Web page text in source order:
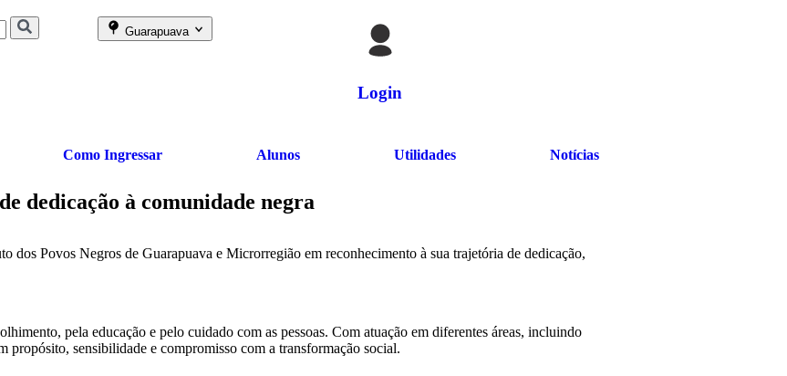
Guarapuava
Login
Como Ingressar Alunos Utilidades Notícias
dedicação à comunidade negra
Povos Negros de Guarapuava e Microrregião em reconhecimento à sua trajetória de dedicação,
pela educação e pelo cuidado com as pessoas. Com atuação em diferentes áreas, incluindo
propósito, sensibilidade e compromisso com a transformação social.